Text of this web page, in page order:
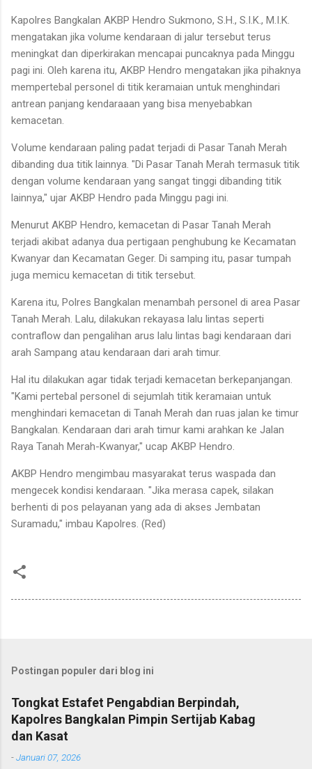
Kapolres Bangkalan AKBP Hendro Sukmono, S.H., S.I.K., M.I.K.
mengatakan jika volume kendaraan di jalur tersebut terus
meningkat dan diperkirakan mencapai puncaknya pada Minggu
pagi ini. Oleh karena itu, AKBP Hendro mengatakan jika pihaknya
mempertebal personel di titik keramaian untuk menghindari
antrean panjang kendaraaan yang bisa menyebabkan
kemacetan.
Volume kendaraan paling padat terjadi di Pasar Tanah Merah
dibanding dua titik lainnya. "Di Pasar Tanah Merah termasuk titik
dengan volume kendaraan yang sangat tinggi dibanding titik
lainnya," ujar AKBP Hendro pada Minggu pagi ini.
Menurut AKBP Hendro, kemacetan di Pasar Tanah Merah
terjadi akibat adanya dua pertigaan penghubung ke Kecamatan
Kwanyar dan Kecamatan Geger. Di samping itu, pasar tumpah
juga memicu kemacetan di titik tersebut.
Karena itu, Polres Bangkalan menambah personel di area Pasar
Tanah Merah. Lalu, dilakukan rekayasa lalu lintas seperti
contraflow dan pengalihan arus lalu lintas bagi kendaraan dari
arah Sampang atau kendaraan dari arah timur.
Hal itu dilakukan agar tidak terjadi kemacetan berkepanjangan.
"Kami pertebal personel di sejumlah titik keramaian untuk
menghindari kemacetan di Tanah Merah dan ruas jalan ke timur
Bangkalan. Kendaraan dari arah timur kami arahkan ke Jalan
Raya Tanah Merah-Kwanyar," ucap AKBP Hendro.
AKBP Hendro mengimbau masyarakat terus waspada dan
mengecek kondisi kendaraan. "Jika merasa capek, silakan
berhenti di pos pelayanan yang ada di akses Jembatan
Suramadu," imbau Kapolres. (Red)
Postingan populer dari blog ini
Tongkat Estafet Pengabdian Berpindah,
Kapolres Bangkalan Pimpin Sertijab Kabag
dan Kasat
-Januari 07, 2026